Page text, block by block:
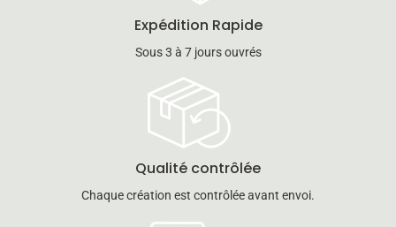
Expédition Rapide
Sous 3 à 7 jours ouvrés
Qualité contrôlée
Chaque création est contrôlée avant envoi.